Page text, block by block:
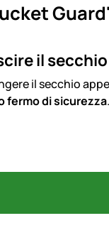
il
il secchio
fermo di sicurezza